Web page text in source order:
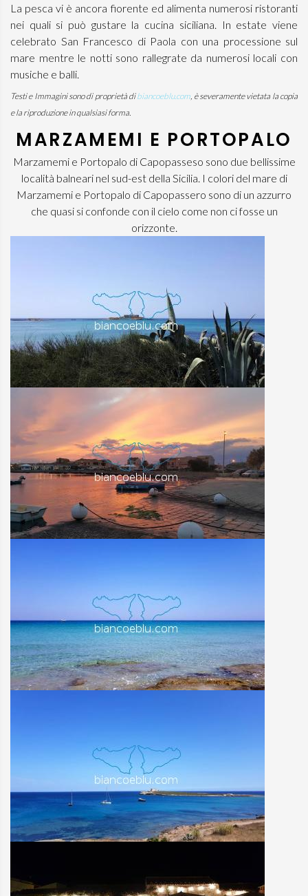
La pesca vi è ancora fiorente ed alimenta numerosi ristoranti
nei quali si può gustare la cucina siciliana. In estate viene
celebrato San Francesco di Paola con una processione sul
mare mentre le notti sono rallegrate da numerosi locali con
musiche e balli.
Testi e Immagini sono di proprietà dibiancoeblu.com, è severamente vietata la copia
e la riproduzione in qualsiasi forma.
MARZAMEMI E PORTOPALO
Marzamemi e Portopalo di Capopasseso sono due bellissime
località balneari nel sud-est della Sicilia. I colori del mare di
Marzamemi e Portopalo di Capopassero sono di un azzurro
che quasi si confonde con il cielo come non ci fosse un
orizzonte.